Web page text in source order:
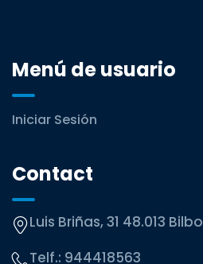
Menú de usuario
Iniciar Sesión
Contact
Luis Briñas, 31 48.013 Bilbo
Telf.: 944418563